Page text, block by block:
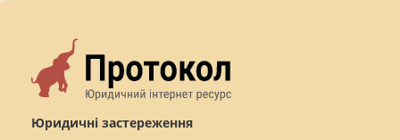
Юридичні застереження